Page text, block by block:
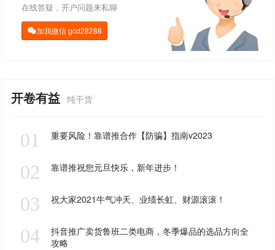
在线答疑，开户问题来私聊
加我微信gcd28288
开卷有益 纯干货
01 重要风险！靠谱推合作【防骗】指南v2023
02 靠谱推祝您元旦快乐，新年进步！
03 祝大家2021牛气冲天、业绩长虹、财源滚滚！
04
抖音推广卖货鲁班二类电商，冬季爆品的选品方向全
攻略